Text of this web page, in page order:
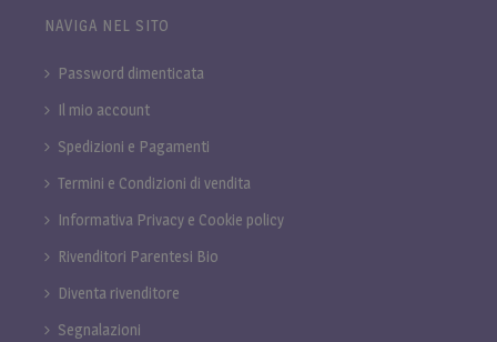
NAVIGA NEL SITO
Password dimenticata
Il mio account
Spedizioni e Pagamenti
Termini e Condizioni di vendita
Informativa Privacy e Cookie policy
Rivenditori Parentesi Bio
Diventa rivenditore
Segnalazioni